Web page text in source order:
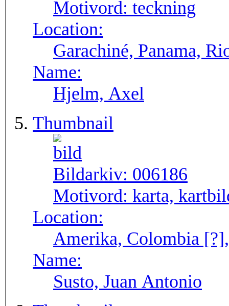
Motivord: teckning
Location:
Garachiné, Panama,
Name:
Hjelm, Axel
Thumbnail
Bildarkiv: 006186
Motivord: karta,
Location:
Amerika, Colombia
Name:
Susto, Juan Antonio